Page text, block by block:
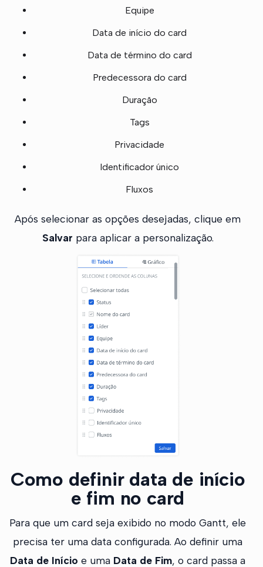
Equipe
Data de início do card
Data de término do card
Predecessora do card
Duração
Tags
Privacidade
Identificador único
Fluxos
Após selecionar as opções desejadas, clique em
Salvar para aplicar a personalização.
Como definir data de início
e fim no card
Para que um card seja exibido no modo Gantt, ele
precisa ter uma data configurada. Ao definir uma
Data de Início e uma Data de Fim, o card passa a